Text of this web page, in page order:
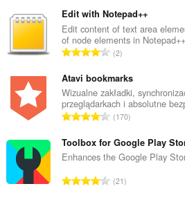
ł
k
o
w
t
a
l
c
z
a
Edit with Notepad++
Edit content of text area
of node elements in
C
ł
k
o
w
t
a
l
2
Atavi bookmarks
Wizualne zakładki,
przeglądarkach i absolutne
C
ł
k
w
170
Toolbox for Google Play
Enhances the Google Play
C21